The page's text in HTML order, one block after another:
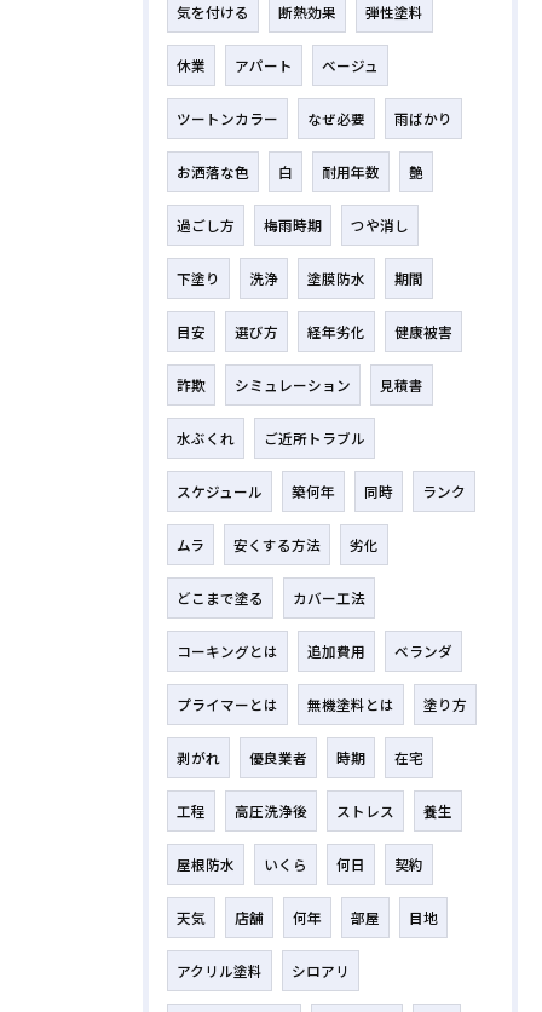
気を付ける 断熱効果 弾性塗料
休業 アパート ベージュ
ツートンカラー なぜ必要 雨ばかり
お洒落な色 白 耐用年数 艶
過ごし方 梅雨時期 つや消し
下塗り 洗浄 塗膜防水 期間
目安 選び方 経年劣化 健康被害
詐欺 シミュレーション 見積書
水ぶくれ ご近所トラブル
スケジュール 築何年 同時 ランク
ムラ 安くする方法 劣化
どこまで塗る カバー工法
コーキングとは 追加費用 ベランダ
プライマーとは 無機塗料とは 塗り方
剥がれ 優良業者 時期 在宅
工程 高圧洗浄後 ストレス 養生
屋根防水 いくら 何日 契約
天気 店舗 何年 部屋 目地
アクリル塗料 シロアリ